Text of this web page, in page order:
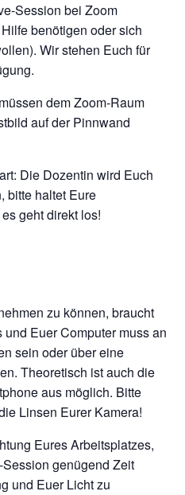
Session bei Zoom
benötigen oder sich
Wir stehen Euch für
dem Zoom-Raum
auf der Pinnwand
Die Dozentin wird Euch
bitte haltet Eure
geht direkt los!
zu können, braucht
Euer Computer muss an
sein oder über eine
Theoretisch ist auch die
aus möglich. Bitte
Linsen Eurer Kamera!
Eures Arbeitsplatzes,
genügend Zeit
und Euer Licht zu